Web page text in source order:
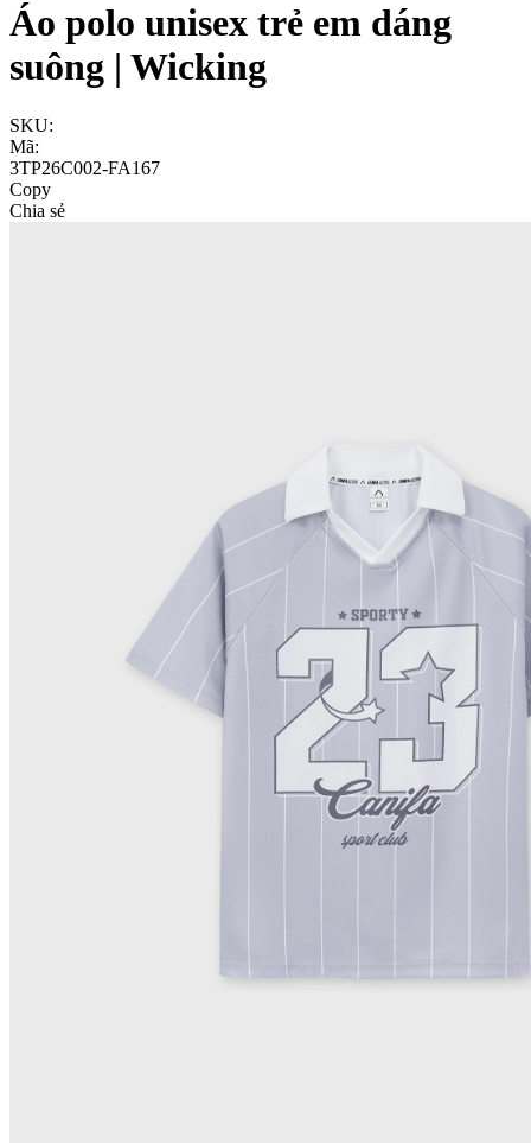
Áo polo unisex trẻ em dáng
suông | Wicking
SKU:
Mã:
3TP26C002-FA167
Copy
Chia sẻ